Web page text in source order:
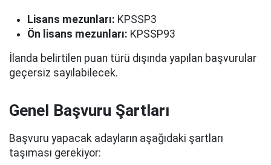
Lisans mezunları: KPSSP3
Ön lisans mezunları: KPSSP93
İlanda belirtilen puan türü dışında yapılan başvurular
geçersiz sayılabilecek.
Genel Başvuru Şartları
Başvuru yapacak adayların aşağıdaki şartları
taşıması gerekiyor: